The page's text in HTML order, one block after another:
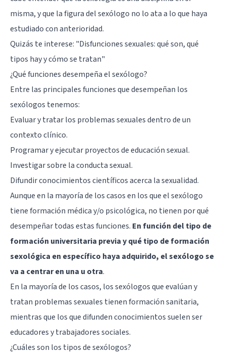
misma, y que la figura del sexólogo no lo ata a lo que haya
estudiado con anterioridad.
Quizás te interese: "Disfunciones sexuales: qué son, qué
tipos hay y cómo se tratan"
¿Qué funciones desempeña el sexólogo?
Entre las principales funciones que desempeñan los
sexólogos tenemos:
Evaluar y tratar los problemas sexuales dentro de un
contexto clínico.
Programar y ejecutar proyectos de educación sexual.
Investigar sobre la conducta sexual.
Difundir conocimientos científicos acerca la sexualidad.
Aunque en la mayoría de los casos en los que el sexólogo
tiene formación médica y/o psicológica, no tienen por qué
desempeñar todas estas funciones. En función del tipo de
formación universitaria previa y qué tipo de formación
sexológica en específico haya adquirido, el sexólogo se
va a centrar en una u otra.
En la mayoría de los casos, los sexólogos que evalúan y
tratan problemas sexuales tienen formación sanitaria,
mientras que los que difunden conocimientos suelen ser
educadores y trabajadores sociales.
¿Cuáles son los tipos de sexólogos?